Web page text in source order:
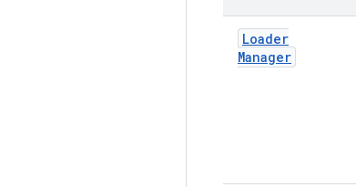
Loader
Manager